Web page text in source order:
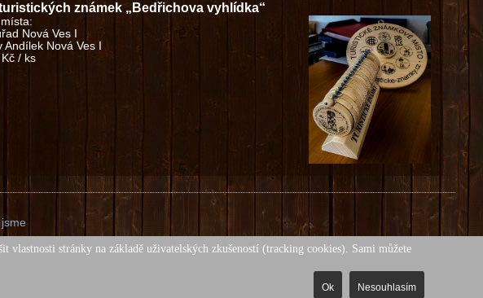
známek „Bedřichova vyhlídka“
Nová Ves I
Andílek Nová Ves I
/ ks
Reserved.
autorským zákonem
vlastnosti stránky na základě uživatelských zkušeností (tracking cookies). Sami můžete
Ok Nesouhlasím